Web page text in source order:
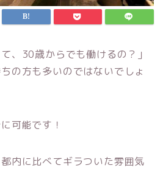
、30歳からでも働けるの？」
の方も多いのではないでしょ
可能です！
内に比べてギラついた雰囲気